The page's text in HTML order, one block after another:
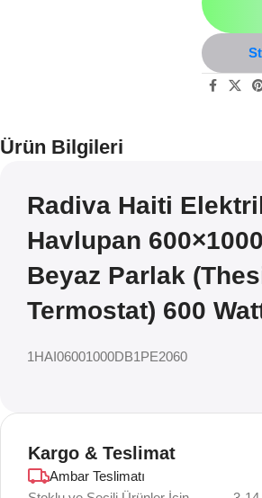
Ürün Bilgileri
Radiva Haiti
Havlupan
Beyaz Parlak
Termostat) 600
1HAI06001000DB1PE2060
Kargo & Teslimat
Ambar Teslimatı